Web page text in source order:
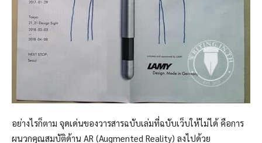
อย่างไรก็ตาม จุดเด่นของวารสารฉบับเล่มที่ฉบับเว็บให้ไม่ได้ คือการ
ผนวกคุณสมบัติด้าน AR (Augmented Reality) ลงไปด้วย